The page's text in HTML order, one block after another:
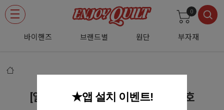
바이핸즈 브랜드별 원단 부자재
0
[일본퀼트잡지] 퀼트재팬 2026년 7월호
★앱 설치 이벤트!